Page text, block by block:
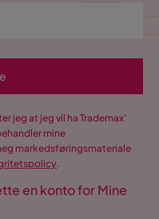
jeg at jeg vil ha Trademax’
mine
markedsføringsmateriale
.
en konto for Mine